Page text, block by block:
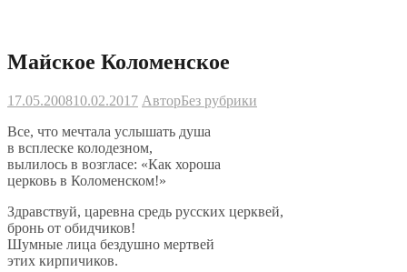
Майское Коломенское
17.05.200810.02.2017 АвторБез рубрики
Все, что мечтала услышать душа
в всплеске колодезном,
вылилось в возгласе: «Как хороша
церковь в Коломенском!»
Здравствуй, царевна средь русских церквей,
бронь от обидчиков!
Шумные лица бездушно мертвей
этих кирпичиков.